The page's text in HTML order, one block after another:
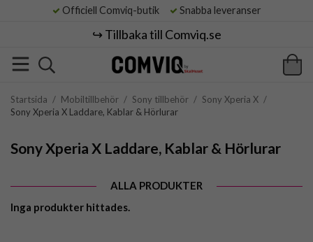
Officiell Comviq-butik Snabba leveranser
↪️ Tillbaka till Comviq.se
Startsida / Mobiltillbehör / Sony tillbehör / Sony Xperia X /
Sony Xperia X Laddare, Kablar & Hörlurar
Sony Xperia X Laddare, Kablar & Hörlurar
ALLA PRODUKTER
Inga produkter hittades.